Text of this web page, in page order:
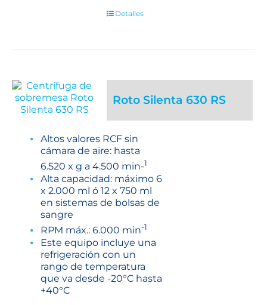
Detalles
Roto Silenta 630 RS
Altos valores RCF sin
cámara de aire: hasta
6.520 x g a 4.500 min-1
Alta capacidad: máximo 6
x 2.000 ml ó 12 x 750 ml
en sistemas de bolsas de
sangre
RPM máx.: 6.000 min-1
Este equipo incluye una
refrigeración con un
rango de temperatura
que va desde -20°C hasta
+40°C